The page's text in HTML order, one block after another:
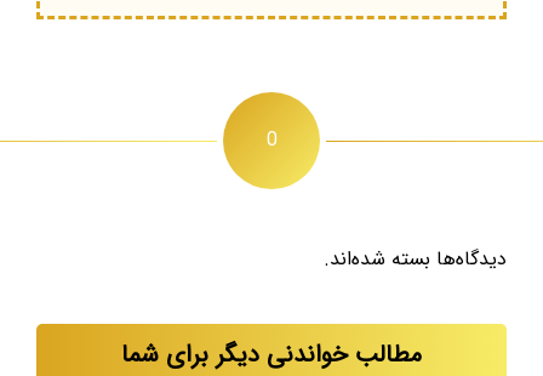
0
دیدگاه‌ها بسته شده‌اند.
مطالب خواندنی دیگر برای شما